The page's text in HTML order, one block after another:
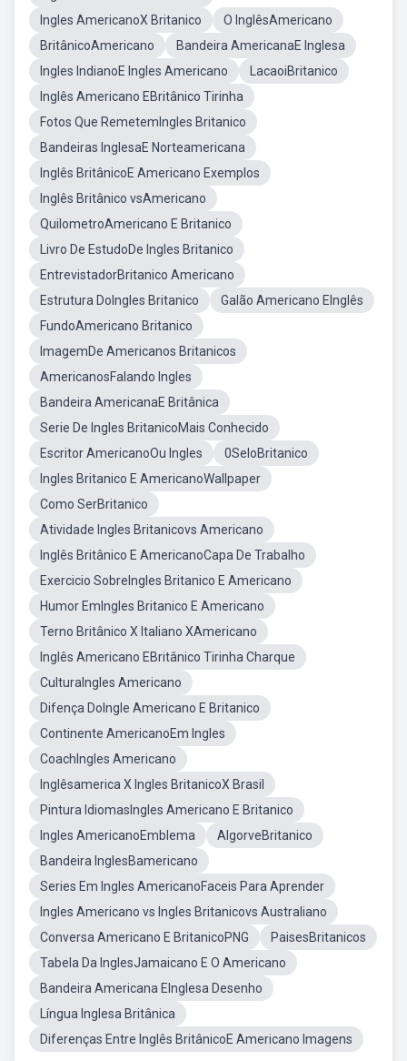
Ingles AmericanoX Britanico
O InglêsAmericano
BritânicoAmericano
Bandeira AmericanaE Inglesa
Ingles IndianoE Ingles Americano
LacaoiBritanico
Inglês Americano EBritânico Tirinha
Fotos Que RemetemIngles Britanico
Bandeiras InglesaE Norteamericana
Inglês BritânicoE Americano Exemplos
Inglês Britânico vsAmericano
QuilometroAmericano E Britanico
Livro De EstudoDe Ingles Britanico
EntrevistadorBritanico Americano
Estrutura DoIngles Britanico
Galão Americano EInglês
FundoAmericano Britanico
ImagemDe Americanos Britanicos
AmericanosFalando Ingles
Bandeira AmericanaE Britânica
Serie De Ingles BritanicoMais Conhecido
Escritor AmericanoOu Ingles
0SeloBritanico
Ingles Britanico E AmericanoWallpaper
Como SerBritanico
Atividade Ingles Britanicovs Americano
Inglês Britânico E AmericanoCapa De Trabalho
Exercicio SobreIngles Britanico E Americano
Humor EmIngles Britanico E Americano
Terno Britânico X Italiano XAmericano
Inglês Americano EBritânico Tirinha Charque
CulturaIngles Americano
Difença DoIngle Americano E Britanico
Continente AmericanoEm Ingles
CoachIngles Americano
Inglêsamerica X Ingles BritanicoX Brasil
Pintura IdiomasIngles Americano E Britanico
Ingles AmericanoEmblema
AlgorveBritanico
Bandeira InglesBamericano
Series Em Ingles AmericanoFaceis Para Aprender
Ingles Americano vs Ingles Britanicovs Australiano
Conversa Americano E BritanicoPNG
PaisesBritanicos
Tabela Da InglesJamaicano E O Americano
Bandeira Americana EInglesa Desenho
Língua Inglesa Britânica
Diferenças Entre Inglês BritânicoE Americano Imagens